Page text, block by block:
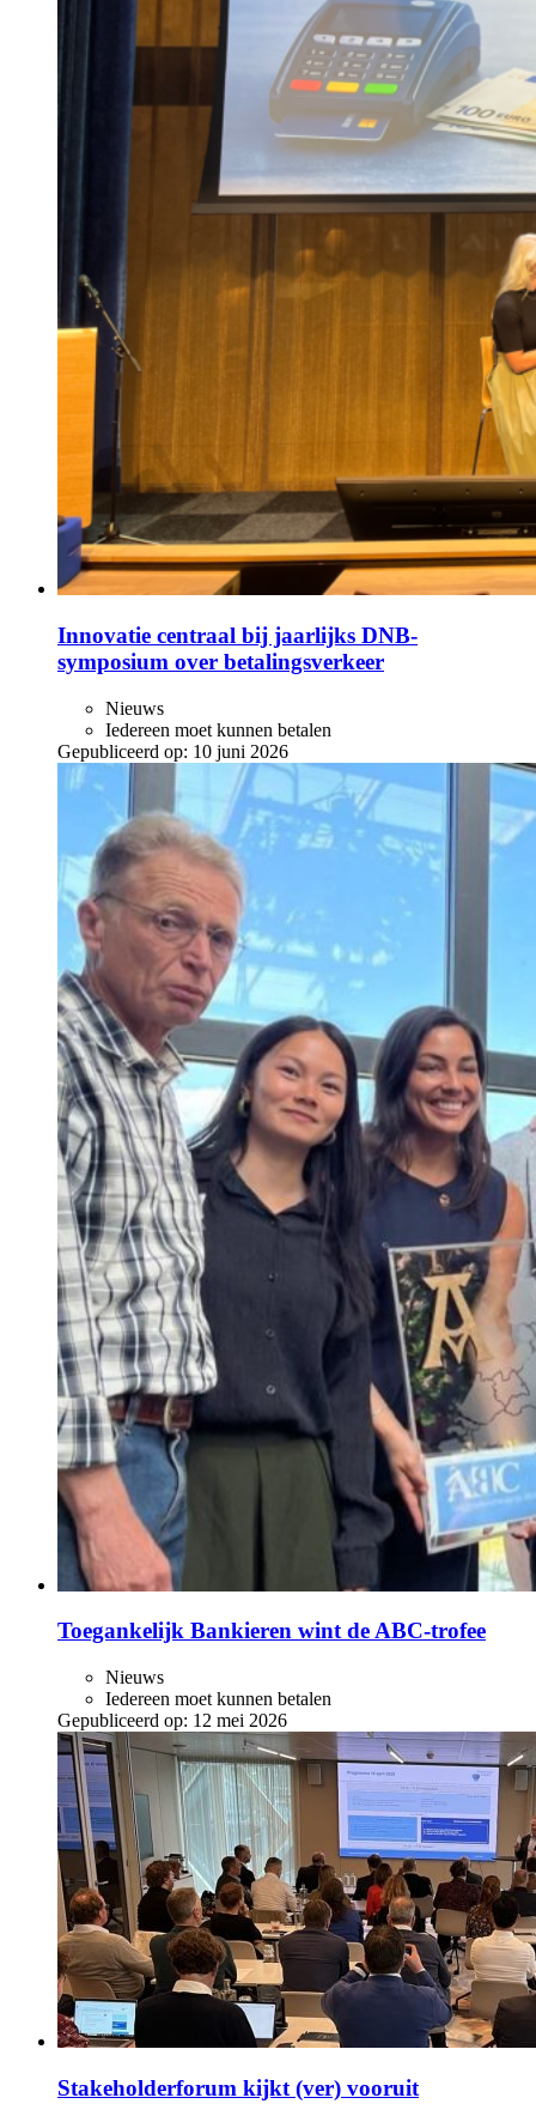
Innovatie centraal bij jaarlijks DNB-
symposium over betalingsverkeer
Nieuws
Iedereen moet kunnen betalen
Gepubliceerd op: 10 juni 2026
Toegankelijk Bankieren wint de ABC‑trofee
Nieuws
Iedereen moet kunnen betalen
Gepubliceerd op: 12 mei 2026
Stakeholderforum kijkt (ver) vooruit